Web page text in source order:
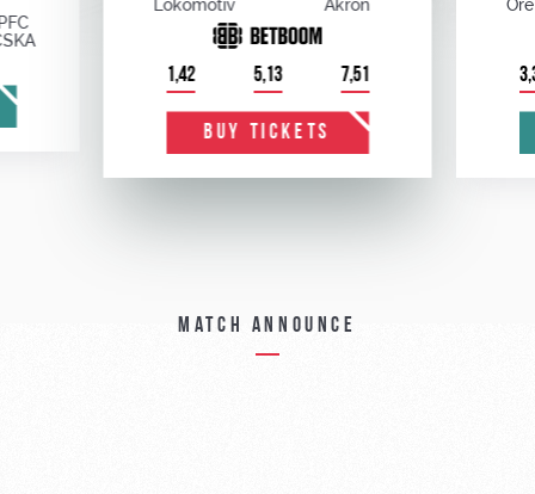
Lokomotiv Akron
1,42 5,13 7,51
BUY TICKETS
Match announce